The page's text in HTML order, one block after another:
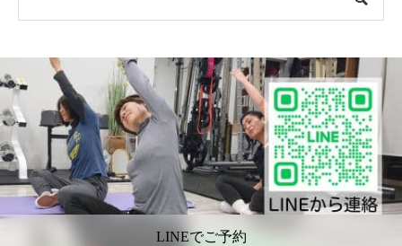
LINEでご予約